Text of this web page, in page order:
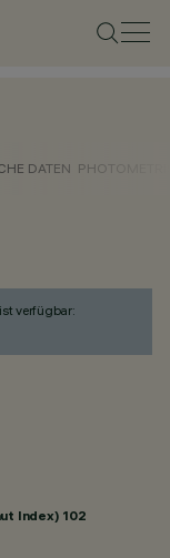
DATEN
verfügbar:
Index) 102